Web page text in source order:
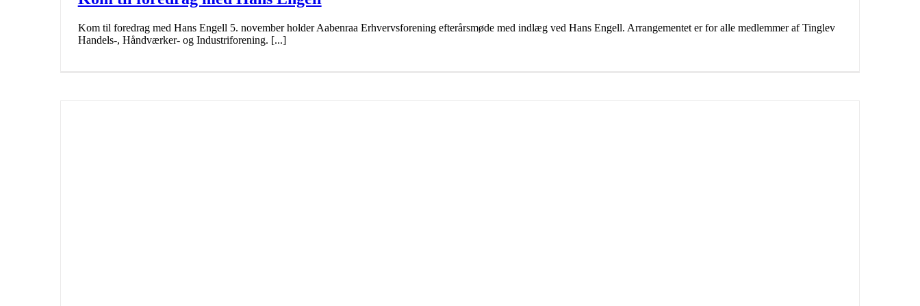
Kom til foredrag med Hans Engell 5. november holder Aabenraa Erhvervsforening efterårsmøde med indlæg ved Hans Engell. Arrangementet er for alle medlemmer af Tinglev
Handels-, Håndværker- og Industriforening. [...]